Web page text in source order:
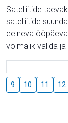
Satelliitide
satelliitide
eelneva
võimalik valida
9 10 11 12